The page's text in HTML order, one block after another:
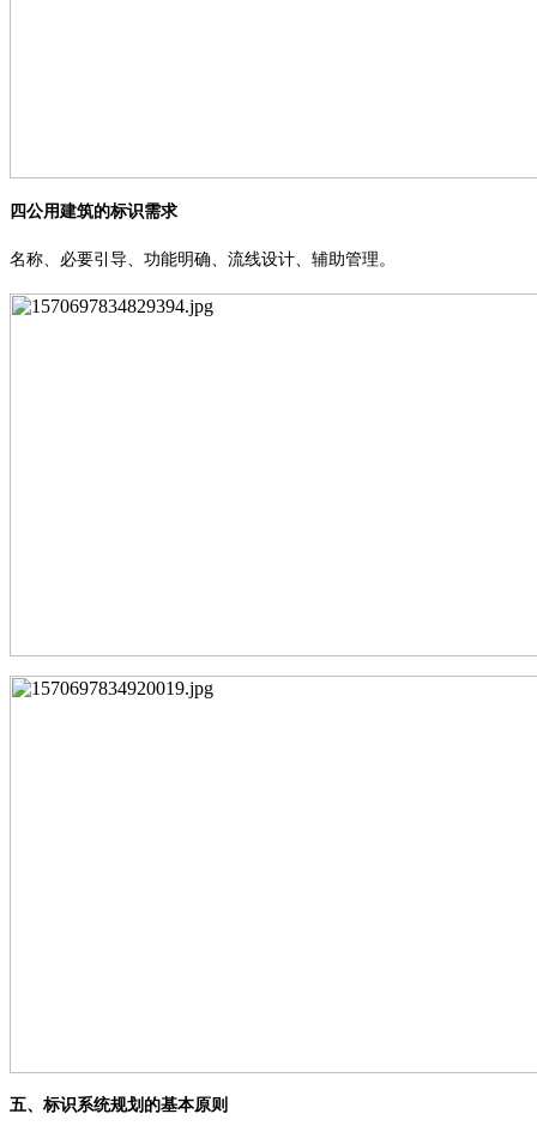
四公用建筑的标识需求
名称、必要引导、功能明确、流线设计、辅助管理。
五、标识系统规划的基本原则